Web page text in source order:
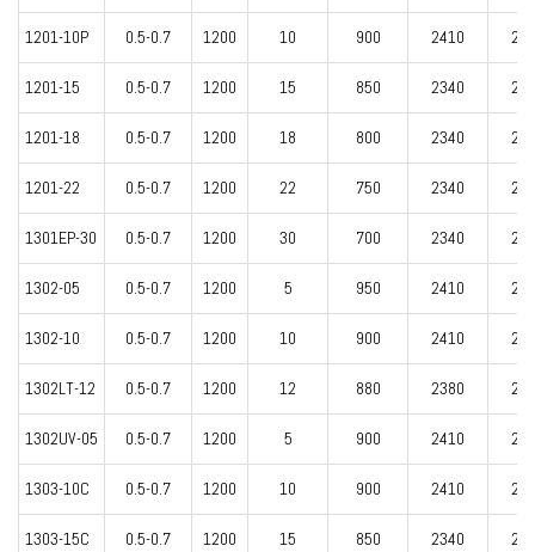
1201-10P 0.5-0.7 1200 10 900 2410
1201-15 0.5-0.7 1200 15 850 2340
1201-18 0.5-0.7 1200 18 800 2340
1201-22 0.5-0.7 1200 22 750 2340
1301EP-30 0.5-0.7 1200 30 700 2340
1302-05 0.5-0.7 1200 5 950 2410
1302-10 0.5-0.7 1200 10 900 2410
1302LT-12 0.5-0.7 1200 12 880 2380
1302UV-05 0.5-0.7 1200 5 900 2410
1303-10C 0.5-0.7 1200 10 900 2410
1303-15C 0.5-0.7 1200 15 850 2340